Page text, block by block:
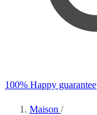
100% Happy guarantee
Maison /